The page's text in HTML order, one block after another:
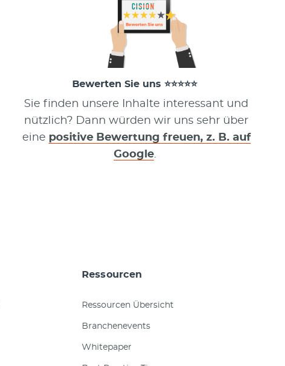
Bewerten Sie uns ⭐⭐⭐⭐⭐
Sie finden unsere Inhalte interessant und
nützlich? Dann würden wir uns sehr über
eine positive Bewertung freuen, z. B. auf
Google.
Ressourcen
Ressourcen Übersicht
Branchenevents
Whitepaper